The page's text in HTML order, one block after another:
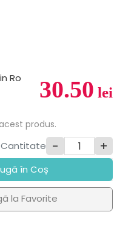
30.50 lei
Ro
produs.
Cantitate - +
în Coș
la Favorite